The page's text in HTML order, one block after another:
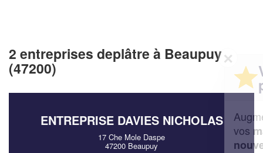
2 entreprises deplâtre à Beaupuy
(47200)
ENTREPRISE DAVIES NICHOLAS
17 Che Mole Daspe
47200 Beaupuy
✕
Augmentez votre chiffre d'affaireset
vos margestout en gagnant de
nouveaux clients!